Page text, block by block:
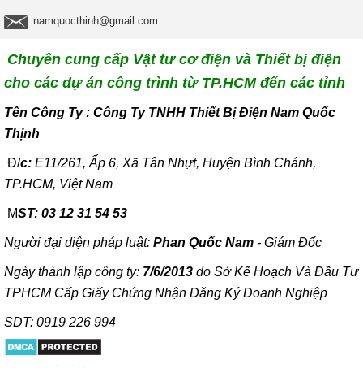
namquocthinh@gmail.com
Chuyên cung cấp Vật tư cơ điện và Thiết bị điện
cho các dự án công trình từ TP.HCM đến các tỉnh
Tên Công Ty : Công Ty TNHH Thiết Bị Điện Nam Quốc
Thịnh
Đ/c: E11/261, Ấp 6, Xã Tân Nhựt, Huyện Bình Chánh,
TP.HCM, Việt Nam
MST: 03 12 31 54 53
Người đại diện pháp luật: Phan Quốc Nam - Giám Đốc
Ngày thành lập công ty: 7/6/2013 do Sở Kế Hoạch Và Đầu Tư
TPHCM Cấp Giấy Chứng Nhận Đăng Ký Doanh Nghiệp
SDT: 0919 226 994